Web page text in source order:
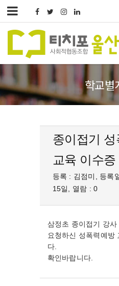
학교별
종이접기
교육 이수
등록 : 김점미, 등록
15일, 열람 : 0
삼정초 종이접기 강사
요청하신 성폭력예방
다.
확인바랍니다.